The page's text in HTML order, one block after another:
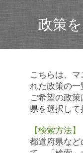
政策
こちらは、
れた政策の一
ご希望の政
県を選択して
【検索方法】
都道府県など